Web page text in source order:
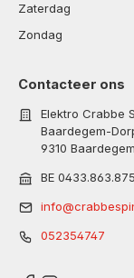
Zaterdag
Zondag
Contacteer ons
Elektro Crabbe
Baardegem-
9310 Baardegem
BE 0433.863.875
052354747